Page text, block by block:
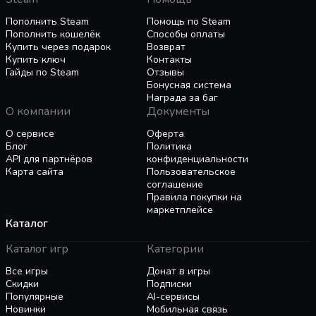
портреты.
Но действительно ли эти люди — террористы?
Что подтверждают о них данные, которые вы
раскрываете системе Orwell? Что если вы
узнаете о них то, чего не знают даже их
близкие? Какова реальная цена безопасности, к
которой стремится Нация?
за ними.
КОНТЕНТ ДЛЯ ВЗРОСЛЫХ: Обратите
внимание, что игра Orwell содержит
ненормативную лексику и контент для
взрослых и не подходит для
несовершеннолетних пользователей.
Пополнить Steam
Пополнить кошелёк
Купить через подарок
Купить ключ
Гайды по Steam
Помощь по Steam
Способы оплаты
Возврат
Контакты
Отзывы
Бонусная система
Награда за баг
О компании
О сервисе
Блог
API для партнёров
Карта сайта
Документы
Оферта
Политика
конфиденциальности
Пользовательское
соглашение
Правила покупки на
маркетплейсе
Каталог
Каталог игр
Все игры
Скидки
Популярные
Новинки
Категории
Донат в игры
Подписки
AI-сервисы
Мобильная связь